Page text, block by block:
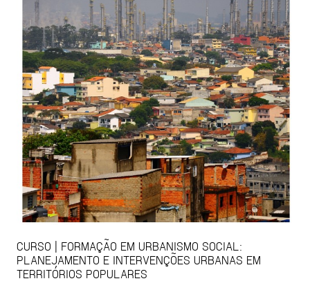
CURSO | FORMAÇÃO EM URBANISMO SOCIAL:
PLANEJAMENTO E INTERVENÇÕES URBANAS EM
TERRITÓRIOS POPULARES